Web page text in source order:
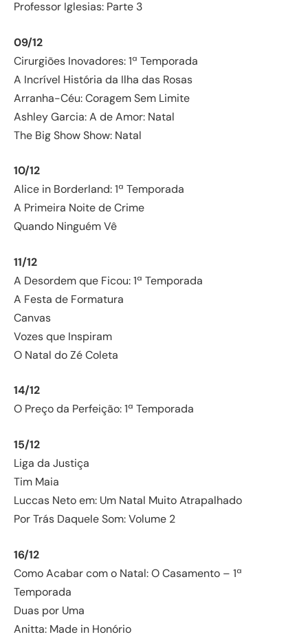
Professor Iglesias: Parte 3
09/12
Cirurgiões Inovadores: 1ª Temporada
A Incrível História da Ilha das Rosas
Arranha-Céu: Coragem Sem Limite
Ashley Garcia: A de Amor: Natal
The Big Show Show: Natal
10/12
Alice in Borderland: 1ª Temporada
A Primeira Noite de Crime
Quando Ninguém Vê
11/12
A Desordem que Ficou: 1ª Temporada
A Festa de Formatura
Canvas
Vozes que Inspiram
O Natal do Zé Coleta
14/12
O Preço da Perfeição: 1ª Temporada
15/12
Liga da Justiça
Tim Maia
Luccas Neto em: Um Natal Muito Atrapalhado
Por Trás Daquele Som: Volume 2
16/12
Como Acabar com o Natal: O Casamento – 1ª
Temporada
Duas por Uma
Anitta: Made in Honório